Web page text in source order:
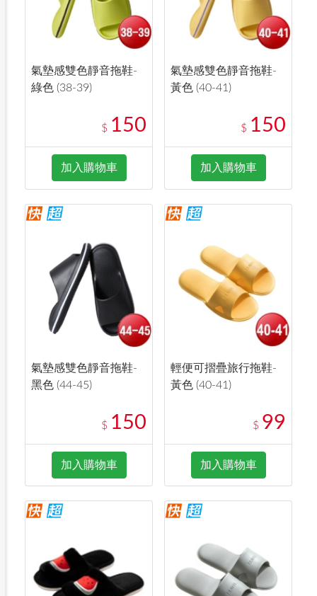
氣墊感雙色靜音拖鞋-
綠色 (38-39)
$ 150
加入購物車
氣墊感雙色靜音拖鞋-
黃色 (40-41)
$ 150
加入購物車
氣墊感雙色靜音拖鞋-
黑色 (44-45)
$ 150
加入購物車
輕便可摺疊旅行拖鞋-
黃色 (40-41)
$ 99
加入購物車